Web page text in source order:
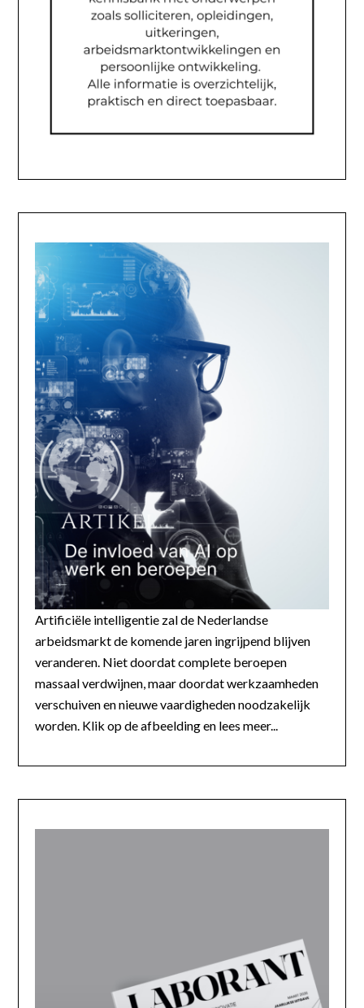
Artificiële intelligentie zal de Nederlandse
arbeidsmarkt de komende jaren ingrijpend blijven
veranderen. Niet doordat complete beroepen
massaal verdwijnen, maar doordat werkzaamheden
verschuiven en nieuwe vaardigheden noodzakelijk
worden. Klik op de afbeelding en lees meer...